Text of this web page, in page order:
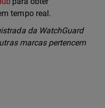
tempo real.
da WatchGuard
marcas pertencem